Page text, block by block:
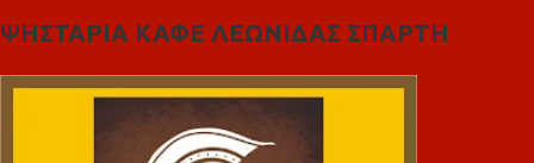
ΨΗΣΤΑΡΙΑ ΚΑΦΕ ΛΕΩΝΙΔΑΣ ΣΠΑΡΤΗ